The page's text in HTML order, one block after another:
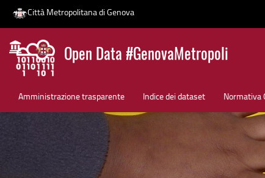
Salta
contenuto
Città Metropolitana di Genova
Open Data #GenovaMetropoli
Amministrazione trasparente Indice dei dataset Normativa
News